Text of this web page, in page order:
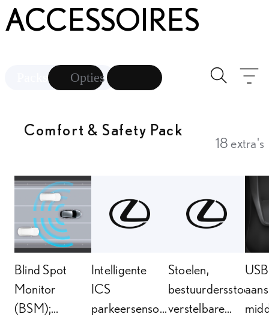
ACCESSOIRES
Opties Toggle
Comfort & Safety Pack
18 extra's
Blind Spot
Monitor
(BSM);
Intelligente
ICS
parkeersensoren
Stoelen,
bestuurdersstoel,
verstelbare